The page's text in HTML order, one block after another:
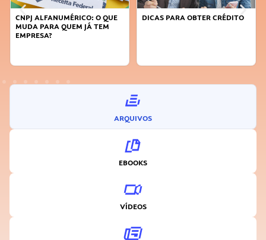
ALFANUMÉRICO: O QUE
PARA QUEM JÁ TEM
DICAS PARA OBTER CRÉDITO
ARQUIVOS
EBOOKS
VÍDEOS